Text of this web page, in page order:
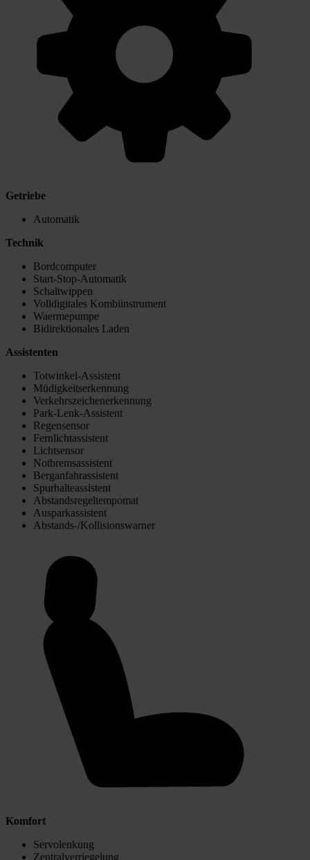
Getriebe
Automatik
Technik
Bordcomputer
Start-Stop-Automatik
Schaltwippen
Volldigitales Kombiinstrument
Waermepumpe
Bidirektionales Laden
Assistenten
Totwinkel-Assistent
Müdigkeitserkennung
Verkehrszeichenerkennung
Park-Lenk-Assistent
Regensensor
Fernlichtassistent
Lichtsensor
Notbremsassistent
Berganfahrassistent
Spurhalteassistent
Abstandsregeltempomat
Ausparkassistent
Abstands-/Kollisionswarner
Komfort
Servolenkung
Zentralverriegelung